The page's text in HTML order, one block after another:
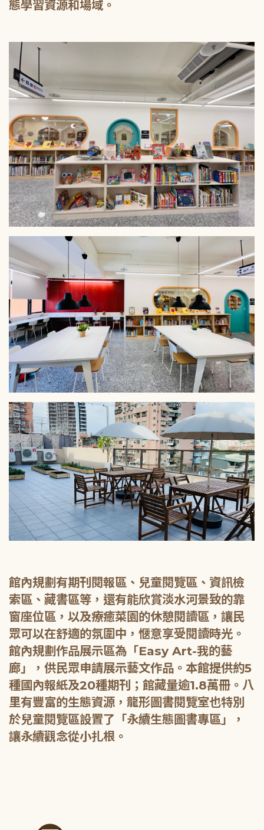
館內規劃有期刊閱報區、兒童閱覽區、資訊檢
索區、藏書區等，還有能欣賞淡水河景致的靠
窗座位區，以及療癒菜園的休憩閱讀區，讓民
眾可以在舒適的氛圍中，愜意享受閱讀時光。
館內規劃作品展示區為「Easy Art-我的藝
廊」，供民眾申請展示藝文作品。本館提供約5
種國內報紙及20種期刊；館藏量逾1.8萬冊。八
里有豐富的生態資源，龍形圖書閱覽室也特別
於兒童閱覽區設置了「永續生態圖書專區」，